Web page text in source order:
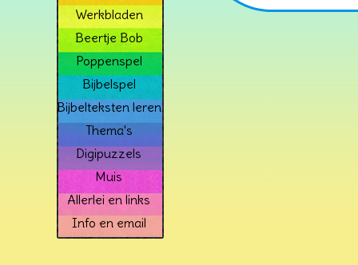
Werkbladen
Beertje Bob
Poppenspel
Bijbelspel
Bijbelteksten leren
Thema's
Digipuzzels
Muis
Allerlei en links
Info en email